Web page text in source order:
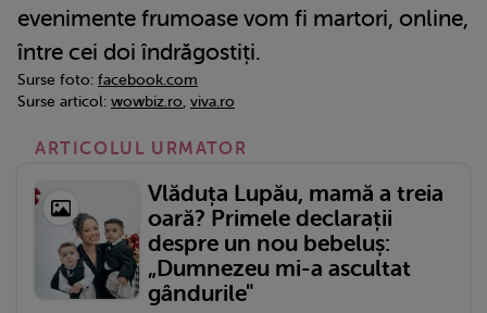
evenimente frumoase vom fi martori, online,
între cei doi îndrăgostiți.
Surse foto: facebook.com
Surse articol: wowbiz.ro, viva.ro
ARTICOLUL URMATOR
Vlăduța Lupău, mamă a treia
oară? Primele declarații
despre un nou bebeluș:
„Dumnezeu mi-a ascultat
gândurile"